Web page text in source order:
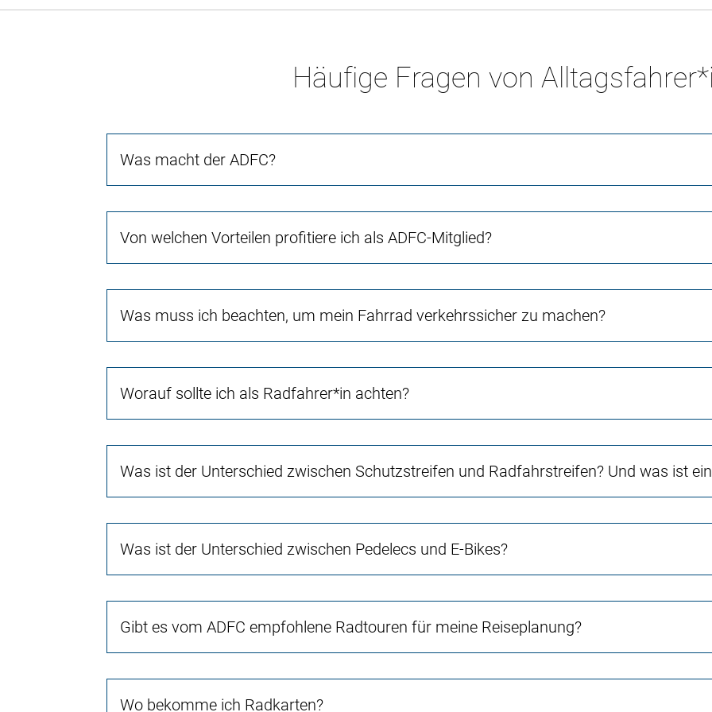
Häufige Fragen von
Was macht der ADFC?
Von welchen Vorteilen profitiere ich als ADFC-Mitglied?
Was muss ich beachten, um mein Fahrrad verkehrssicher zu machen?
Worauf sollte ich als Radfahrer*in achten?
Was ist der Unterschied zwischen Schutzstreifen und Radfahrstreifen? Und was ist
Was ist der Unterschied zwischen Pedelecs und E-Bikes?
Gibt es vom ADFC empfohlene Radtouren für meine Reiseplanung?
Wo bekomme ich Radkarten?